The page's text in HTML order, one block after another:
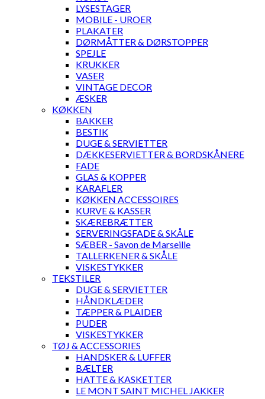
LYSESTAGER
MOBILE - UROER
PLAKATER
DØRMÅTTER & DØRSTOPPER
SPEJLE
KRUKKER
VASER
VINTAGE DECOR
ÆSKER
KØKKEN
BAKKER
BESTIK
DUGE & SERVIETTER
DÆKKESERVIETTER & BORDSKÅNERE
FADE
GLAS & KOPPER
KARAFLER
KØKKEN ACCESSOIRES
KURVE & KASSER
SKÆREBRÆTTER
SERVERINGSFADE & SKÅLE
SÆBER - Savon de Marseille
TALLERKENER & SKÅLE
VISKESTYKKER
TEKSTILER
DUGE & SERVIETTER
HÅNDKLÆDER
TÆPPER & PLAIDER
PUDER
VISKESTYKKER
TØJ & ACCESSORIES
HANDSKER & LUFFER
BÆLTER
HATTE & KASKETTER
LE MONT SAINT MICHEL JAKKER